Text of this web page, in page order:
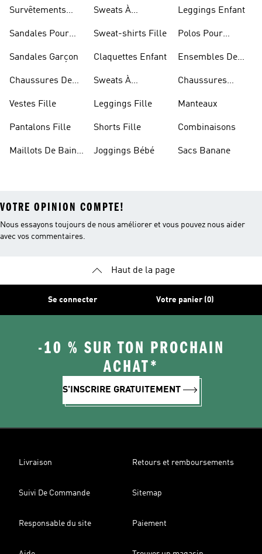
Survêtements
Sandales Pour
Sandales Garçon
Chaussures De
Vestes Fille
Pantalons Fille
Maillots De Bain
Sweats À
Sweat-shirts Fille
Claquettes Enfant
Sweats À
Leggings Fille
Shorts Fille
Joggings Bébé
Leggings Enfant
Polos Pour
Ensembles De
Chaussures
Manteaux
Combinaisons
Sacs Banane
VOTRE OPINION COMPTE!
Nous essayons toujours de nous améliorer et vous pouvez nous aider
avec vos commentaires.
Haut de la page
Se connecter Votre panier (0)
-10 % SUR TON PROCHAIN
ACHAT*
S'INSCRIRE GRATUITEMENT
Livraison Retours et remboursements
Suivi De Commande Sitemap
Responsable du site Paiement